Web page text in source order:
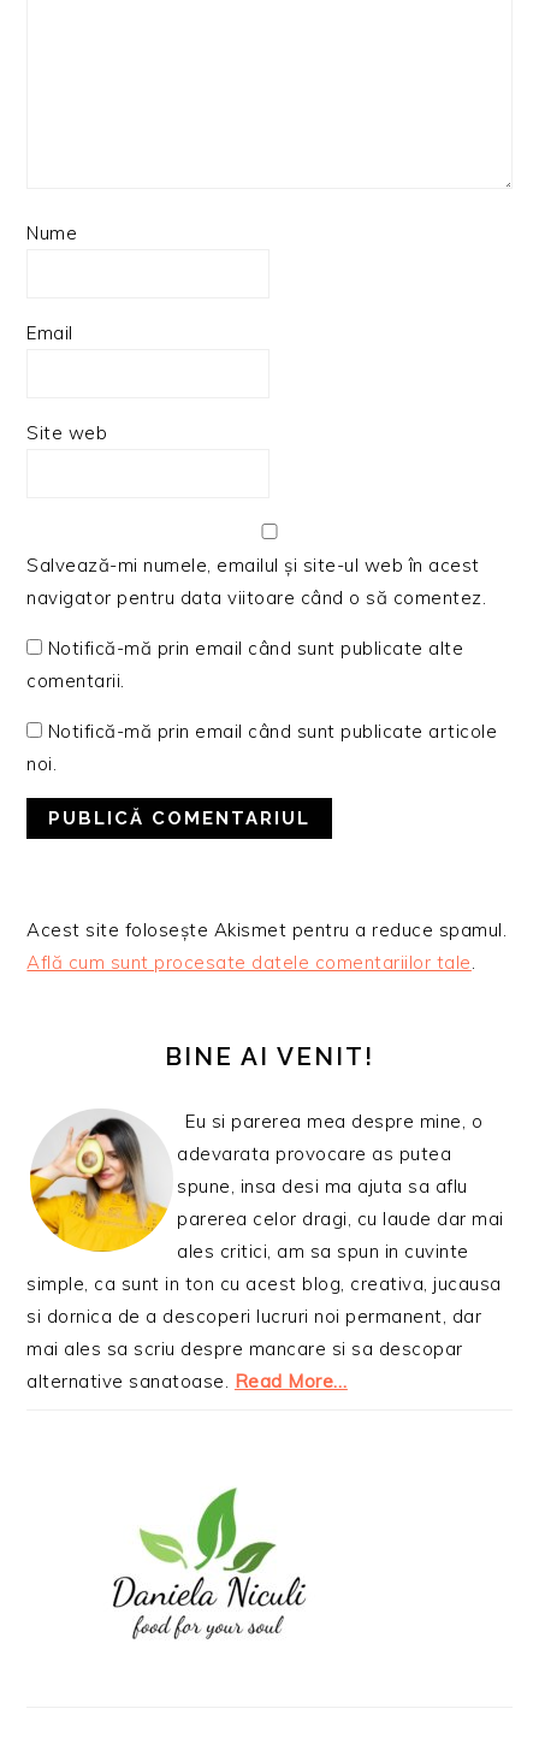
Nume
Email
Site web
Salvează-mi numele, emailul și site-ul web în acest
navigator pentru data viitoare când o să comentez.
Notifică-mă prin email când sunt publicate alte
comentarii.
Notifică-mă prin email când sunt publicate articole
noi.
Acest site folosește Akismet pentru a reduce spamul.
Află cum sunt procesate datele comentariilor tale
PRINCIPALĂBINE AI VENIT!
Eu si parerea mea despre mine, o
adevarata provocare as putea
spune, insa desi ma ajuta sa aflu
parerea celor dragi, cu laude dar mai
ales critici, am sa spun in cuvinte
simple, ca sunt in ton cu acest blog, creativa, jucausa
si dornica de a descoperi lucruri noi permanent, dar
mai ales sa scriu despre mancare si sa descopar
alternative sanatoase. Read More…